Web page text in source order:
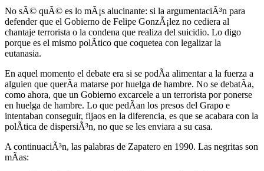
No sÃ© quÃ© es lo mÃ¡s alucinante: si la argumentaciÃ³n para
defender que el Gobierno de Felipe GonzÃ¡lez no cediera al
chantaje terrorista o la condena que realiza del suicidio. Lo digo
porque es el mismo polÃ­tico que coquetea con legalizar la
eutanasia.
En aquel momento el debate era si se podÃ­a alimentar a la fuerza a
alguien que querÃ­a matarse por huelga de hambre. No se debatÃ­a,
como ahora, que un Gobierno excarcele a un terrorista por ponerse
en huelga de hambre. Lo que pedÃ­an los presos del Grapo e
intentaban conseguir, fijaos en la diferencia, es que se acabara con la
polÃ­tica de dispersiÃ³n, no que se les enviara a su casa.
A continuaciÃ³n, las palabras de Zapatero en 1990. Las negritas son
mÃ­as: